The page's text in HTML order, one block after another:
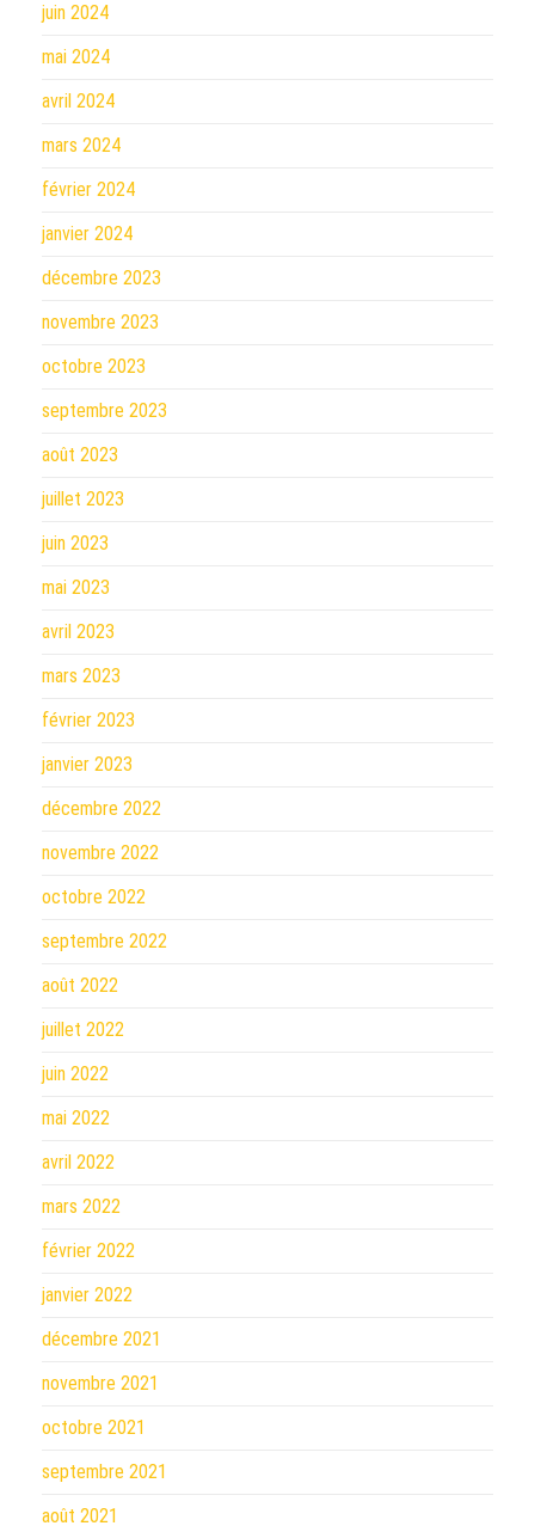
juin 2024
mai 2024
avril 2024
mars 2024
février 2024
janvier 2024
décembre 2023
novembre 2023
octobre 2023
septembre 2023
août 2023
juillet 2023
juin 2023
mai 2023
avril 2023
mars 2023
février 2023
janvier 2023
décembre 2022
novembre 2022
octobre 2022
septembre 2022
août 2022
juillet 2022
juin 2022
mai 2022
avril 2022
mars 2022
février 2022
janvier 2022
décembre 2021
novembre 2021
octobre 2021
septembre 2021
août 2021